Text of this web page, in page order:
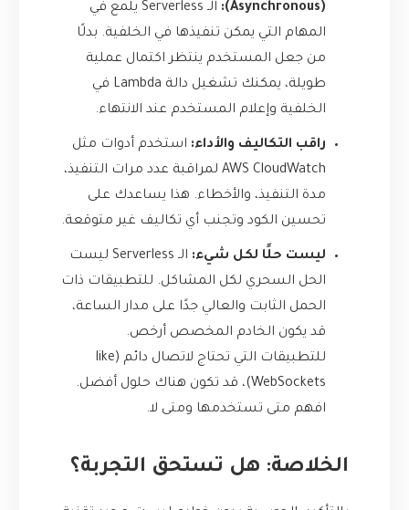
(Asynchronous):
الـ Serverless يلمع في
المهام التي يمكن تنفيذها في الخلفية. بدلًا
من جعل المستخدم ينتظر اكتمال عملية
طويلة، يمكنك تشغيل دالة Lambda في
الخلفية وإعلام المستخدم عند الانتهاء.
راقب التكاليف والأداء: استخدم أدوات مثل
AWS CloudWatch لمراقبة عدد مرات التنفيذ،
مدة التنفيذ، والأخطاء. هذا يساعدك على
تحسين الكود وتجنب أي تكاليف غير متوقعة.
ليست حلًا لكل شيء:
الـ Serverless ليست
الحل السحري لكل المشاكل. للتطبيقات ذات
الحمل الثابت والعالي جدًا على مدار الساعة،
قد يكون الخادم المخصص أرخص.
للتطبيقات التي تحتاج لاتصال دائم (like
WebSockets)، قد تكون هناك حلول أفضل.
افهم متى تستخدمها ومتى لا.
الخلاصة: هل تستحق التجربة؟